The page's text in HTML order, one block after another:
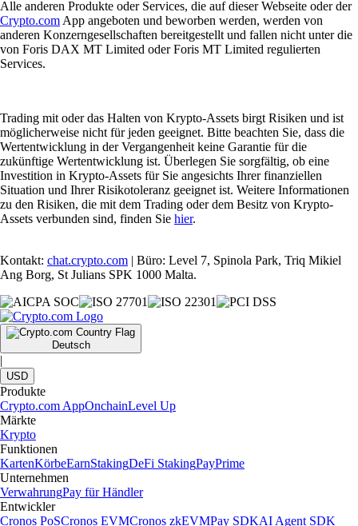
Alle anderen Produkte oder Services, die auf dieser Webseite oder der
Crypto.com App angeboten und beworben werden, werden von
anderen Konzerngesellschaften bereitgestellt und fallen nicht unter die
von Foris DAX MT Limited oder Foris MT Limited regulierten
Services.
Trading mit oder das Halten von Krypto-Assets birgt Risiken und ist
möglicherweise nicht für jeden geeignet. Bitte beachten Sie, dass die
Wertentwicklung in der Vergangenheit keine Garantie für die
zukünftige Wertentwicklung ist. Überlegen Sie sorgfältig, ob eine
Investition in Krypto-Assets für Sie angesichts Ihrer finanziellen
Situation und Ihrer Risikotoleranz geeignet ist. Weitere Informationen
zu den Risiken, die mit dem Trading oder dem Besitz von Krypto-
Assets verbunden sind, finden Sie hier.
Kontakt: chat.crypto.com | Büro: Level 7, Spinola Park, Triq Mikiel
Ang Borg, St Julians SPK 1000 Malta.
Deutsch
|
USD
Produkte
Crypto.com AppOnchainLevel Up
Märkte
Krypto
Funktionen
KartenKörbeEarnStakingDeFi StakingPayPrime
Unternehmen
VerwahrungPay für Händler
Entwickler
Cronos PoSCronos EVMCronos zkEVMPay SDKAI Agent SDK